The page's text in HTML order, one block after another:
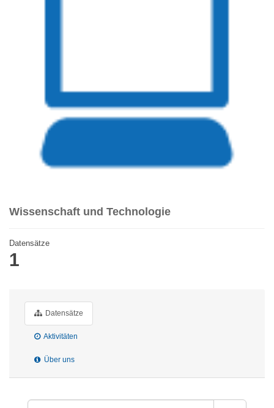
Wissenschaft und Technologie
Datensätze
1
Datensätze
Aktivitäten
Über uns